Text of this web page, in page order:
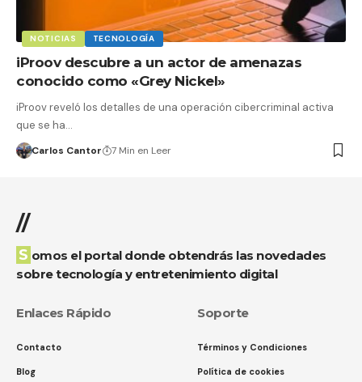
NOTICIAS TECNOLOGÍA
iProov descubre a un actor de amenazas
conocido como «Grey Nickel»
iProov reveló los detalles de una operación cibercriminal activa
que se ha…
Carlos Cantor 7 Min en Leer
//
Somos el portal donde obtendrás las novedades
sobre tecnología y entretenimiento digital
Enlaces Rápido
Contacto
Blog
Soporte
Términos y Condiciones
Política de cookies